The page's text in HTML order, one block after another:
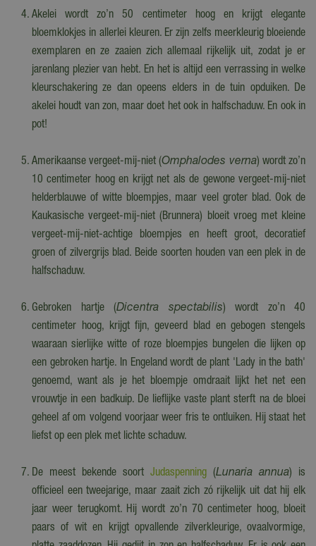
Akelei wordt zo’n 50 centimeter hoog en krijgt elegante
bloemklokjes in allerlei kleuren. Er zijn zelfs meerkleurig bloeiende
exemplaren en ze zaaien zich allemaal rijkelijk uit, zodat je er
jarenlang plezier van hebt. En het is altijd een verrassing in welke
kleurschakering ze dan opeens elders in de tuin opduiken. De
akelei houdt van zon, maar doet het ook in halfschaduw. En ook in
pot!
Amerikaanse vergeet-mij-niet (Omphalodes verna) wordt zo’n
10 centimeter hoog en krijgt net als de gewone vergeet-mij-niet
helderblauwe of witte bloempjes, maar veel groter blad. Ook de
Kaukasische vergeet-mij-niet (Brunnera) bloeit vroeg met kleine
vergeet-mij-niet-achtige bloempjes en heeft groot, decoratief
groen of zilvergrijs blad. Beide soorten houden van een plek in de
halfschaduw.
Gebroken hartje (Dicentra spectabilis) wordt zo’n 40
centimeter hoog, krijgt fijn, geveerd blad en gebogen stengels
waaraan sierlijke witte of roze bloempjes bungelen die lijken op
een gebroken hartje. In Engeland wordt de plant 'Lady in the bath'
genoemd, want als je het bloempje omdraait lijkt het net een
vrouwtje in een badkuip. De lieflijke vaste plant sterft na de bloei
geheel af om volgend voorjaar weer fris te ontluiken. Hij staat het
liefst op een plek met lichte schaduw.
De meest bekende soort Judaspenning (Lunaria annua) is
officieel een tweejarige, maar zaait zich zó rijkelijk uit dat hij elk
jaar weer terugkomt. Hij wordt zo’n 70 centimeter hoog, bloeit
paars of wit en krijgt opvallende zilverkleurige, ovaalvormige,